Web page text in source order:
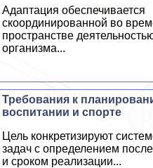
Адаптация обеспечивается
скоординированной во
прострaнcтве
организма...
Требования к
воспитании и спорте
Цель конкретизируют
задач с определением
и сроком реализации...